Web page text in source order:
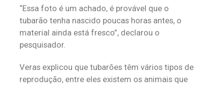
“Essa foto é um achado, é provável que o
tubarão tenha nascido poucas horas antes, o
material ainda está fresco”, declarou o
pesquisador.
Veras explicou que tubarões têm vários tipos de
reprodução, entre eles existem os animais que